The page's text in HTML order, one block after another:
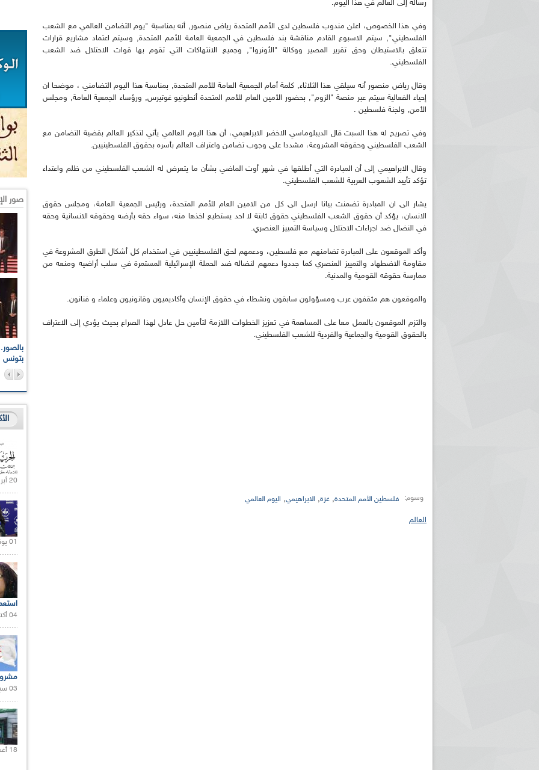
رسالة إلى العالم في هذا اليوم.
وفي هذا الخصوص، اعلن مندوب فلسطين لدى الأمم المتحدة رياض منصور, أنه بمناسبة "يوم التضامن العالمي مع الشعب
الفلسطيني", سيتم الاسبوع القادم مناقشة بند فلسطين في الجمعية العامة للأمم المتحدة, وسيتم اعتماد مشاريع قرارات
تتعلق بالاستيطان وحق تقرير المصير ووكالة "الأونروا", وجميع الانتهاكات التي تقوم بها قوات الاحتلال ضد الشعب
الفلسطيني.
وقال رياض منصور أنه سيلقي هذا الثلاثاء, كلمة أمام الجمعية العامة للأمم المتحدة, بمناسبة هذا اليوم التضامني ، موضحا ان
إحياء الفعالية سيتم عبر منصة "الزوم", بحضور الأمين العام للأمم المتحدة أنطونيو غوتيرس, ورؤساء الجمعية العامة, ومجلس
الأمن, ولجنة فلسطين .
وفي تصريح له هذا السبت قال الديبلوماسي الاخضر الابراهيمي، أن هذا اليوم العالمي يأتي لتذكير العالم بقضية التضامن مع
الشعب الفلسطيني وحقوقه المشروعة، مشددا على وجوب تضامن واعتراف العالم بأسره بحقوق الفلسطينيين.
وقال الابراهيمي إلى أن المبادرة التي أطلقها في شهر أوت الماضي بشأن ما يتعرض له الشعب الفلسطيني من ظلم واعتداء
تؤكد تأييد الشعوب العربية للشعب الفلسطيني.
يشار الى ان المبادرة تضمنت بيانا ارسل الى كل من الامين العام للأمم المتحدة، ورئيس الجمعية العامة، ومجلس حقوق
الانسان، يؤكد أن حقوق الشعب الفلسطيني حقوق ثابتة لا احد يستطيع اخذها منه، سواء حقه بأرضه وحقوقه الانسانية وحقه
في النضال ضد اجراءات الاحتلال وسياسة التمييز العنصري.
وأكد الموقعون على المبادرة تضامنهم مع فلسطين، ودعمهم لحق الفلسطينيين في استخدام كل أشكال الطرق المشروعة في
مقاومة الاضطهاد والتمييز العنصري كما جددوا دعمهم لنضاله ضد الحملة الإسرائيلية المستمرة في سلب أراضيه ومنعه من
ممارسة حقوقه القومية والمدنية.
والموقعون هم مثقفون عرب ومسؤولون سابقون ونشطاء في حقوق الإنسان وأكاديميون وقانونيون وعلماء و فنانون.
والتزم الموقعون بالعمل معا على المساهمة في تعزيز الخطوات اللازمة لتأمين حل عادل لهذا الصراع بحيث يؤدي إلى الاعتراف
بالحقوق القومية والجماعية والفردية للشعب الفلسطيني.
وسوم: فلسطين الأمم المتحدة, غزة, الابراهيمي, اليوم العالمي
العالم
صور
بتونس
20 أبريل 2021 |
01 يونيو 2021 |
04 أكتوبر 2020 |
03 سبتمبر 2020 |
18 أغسطس 2020 |